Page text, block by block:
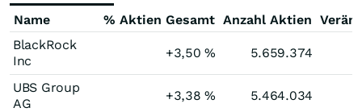
Name
% Aktien Gesamt Anzahl Aktien
BlackRock
Inc
+3,50% 5.659.374
UBS Group
AG
+3,38% 5.464.034